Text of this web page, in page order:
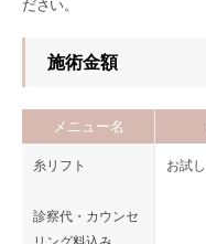
ださい。
施術金額
メニュー名
糸リフト
診察代・カウンセ
リング料込み
お試し